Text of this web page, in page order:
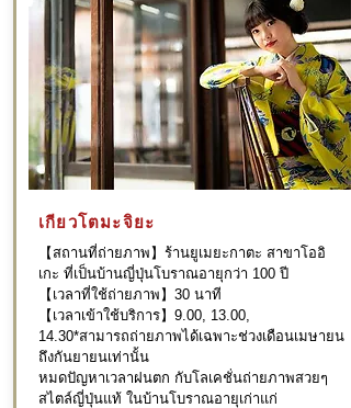
【สถานที่ถ่ายภาพ】ร้านยูเมยะกาตะ สาขาโออิ
เกะ ที่เป็นบ้านญี่ปุ่นโบราณอายุกว่า 100 ปี
【เวลาที่ใช้ถ่ายภาพ】30 นาที
【เวลาเข้าใช้บริการ】9.00, 13.00,
14.30*สามารถถ่ายภาพได้เฉพาะช่วงเดือนเมษายน
ถึงกันยายนเท่านั้น
​หมดปัญหาเวลาฝนตก กับโลเคชั่นถ่ายภาพสวยๆ
สไตล์ญี่ปุ่นแท้ ในบ้านโบราณอายุเก่าแก่
เกียวโตมะจิยะ